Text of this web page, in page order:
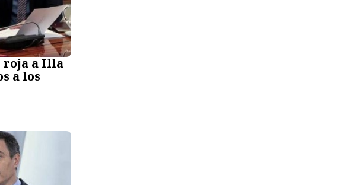
roja a Illa
a los